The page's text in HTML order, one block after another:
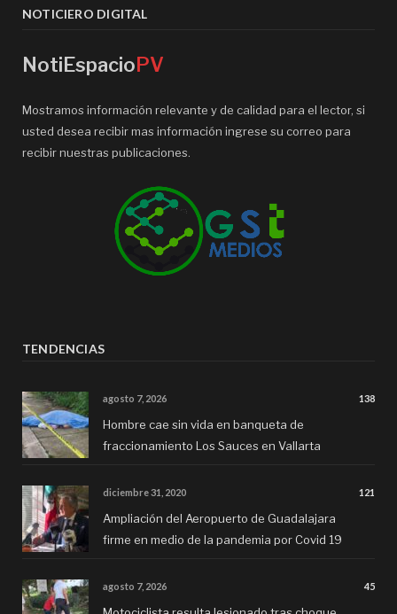
NOTICIERO DIGITAL
NotiEspacioPV
Mostramos información relevante y de calidad para el lector, si
usted desea recibir mas información ingrese su correo para
recibir nuestras publicaciones.
TENDENCIAS
agosto 7, 2026 138
Hombre cae sin vida en banqueta de
fraccionamiento Los Sauces en Vallarta
diciembre 31, 2020 121
Ampliación del Aeropuerto de Guadalajara
firme en medio de la pandemia por Covid 19
agosto 7, 2026 45